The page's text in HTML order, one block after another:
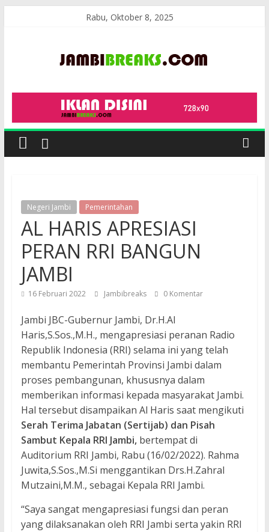
Rabu, Oktober 8, 2025
JambiBreaks
Negeri Jambi Pemerintahan
AL HARIS APRESIASI
PERAN RRI BANGUN
JAMBI
16 Februari 2022 Jambibreaks 0 Komentar
Jambi JBC-Gubernur Jambi, Dr.H.Al
Haris,S.Sos.,M.H., mengapresiasi peranan Radio
Republik Indonesia (RRI) selama ini yang telah
membantu Pemerintah Provinsi Jambi dalam
proses pembangunan, khususnya dalam
memberikan informasi kepada masyarakat Jambi.
Hal tersebut disampaikan Al Haris saat mengikuti
Serah Terima Jabatan (Sertijab) dan Pisah
Sambut Kepala RRI Jambi,bertempat di
Auditorium RRI Jambi, Rabu (16/02/2022). Rahma
Juwita,S.Sos.,M.Si menggantikan Drs.H.Zahral
Mutzaini,M.M., sebagai Kepala RRI Jambi.
“Saya sangat mengapresiasi fungsi dan peran
yang dilaksanakan oleh RRI Jambi serta yakin RRI